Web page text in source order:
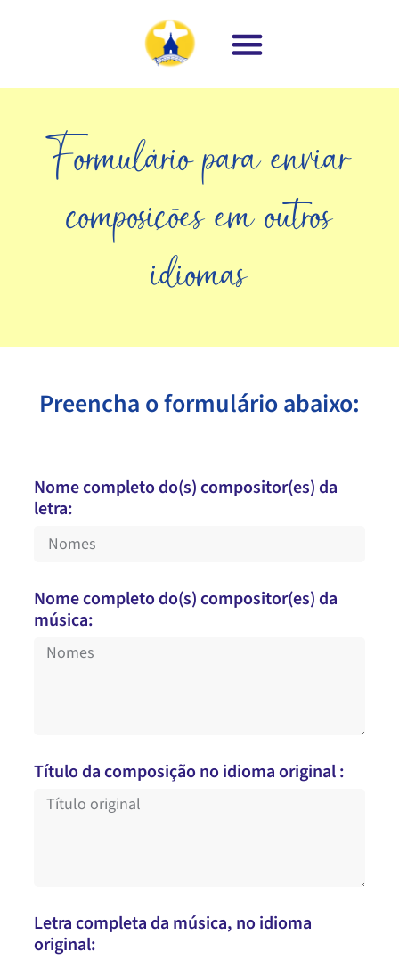
Formulário para enviar
composições em outros
idiomas
Preencha o formulário abaixo:
Nome completo do(s) compositor(es) da
letra:
Nome completo do(s) compositor(es) da
música:
Título da composição no idioma original :
Letra completa da música, no idioma
original: